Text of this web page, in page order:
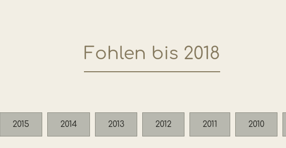
Fohlen bis 2018
2015 2014 2013 2012 2011 2010